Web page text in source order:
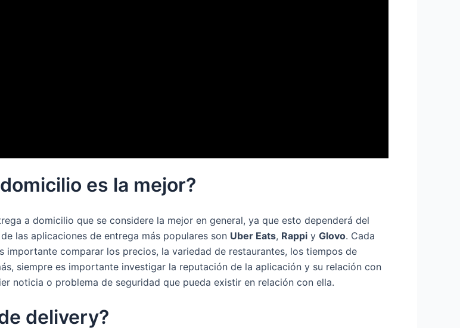
es la mejor?
a domicilio que se considere la mejor en general, ya que esto dependerá del
las aplicaciones de entrega más populares son Uber Eats, Rappi y Glovo. Cada
importante comparar los precios, la variedad de restaurantes, los tiempos de
siempre es importante investigar la reputación de la aplicación y su relación con
noticia o problema de seguridad que pueda existir en relación con ella.
delivery?